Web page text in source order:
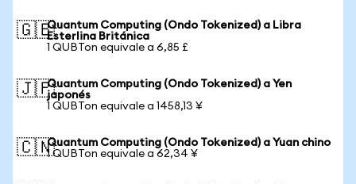
🇬🇧Quantum Computing (Ondo Tokenized) a Libra
Esterlina Británica
1 QUBTon equivale a 6,85 £
🇯🇵Quantum Computing (Ondo Tokenized) a Yen
japonés
1 QUBTon equivale a 1458,13 ¥
🇨🇳Quantum Computing (Ondo Tokenized) a Yuan chino
1 QUBTon equivale a 62,34 ¥